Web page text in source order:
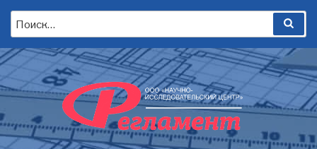
Перейти
содержимому
Искать: